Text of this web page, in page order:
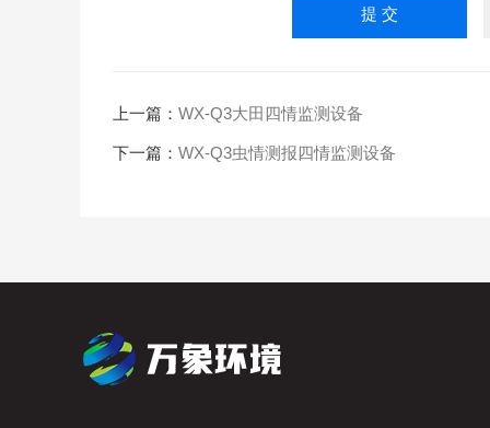
上一篇： WX-Q3大田四情监测设备
下一篇： WX-Q3虫情测报四情监测设备